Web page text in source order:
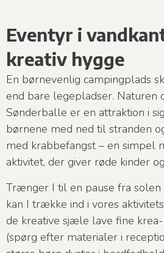
Eventyr i
kreativ hygge
En børnevenlig campingplads
end bare legepladser. Naturen
Sønderballe er en attraktion i
børnene med ned til stranden
med krabbefangst – en simpel
aktivitet, der giver røde kinder
Trænger I til en pause fra solen
kan I trække ind i vores
de kreative sjæle lave fine
(spørg efter materialer i